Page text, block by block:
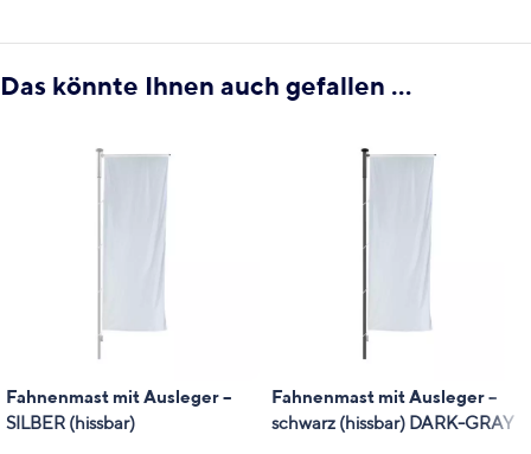
Das könnte Ihnen auch gefallen …
Fahnenmast mit Ausleger –
SILBER (hissbar)
Fahnenmast mit Ausleger –
schwarz (hissbar) DARK-GRAY